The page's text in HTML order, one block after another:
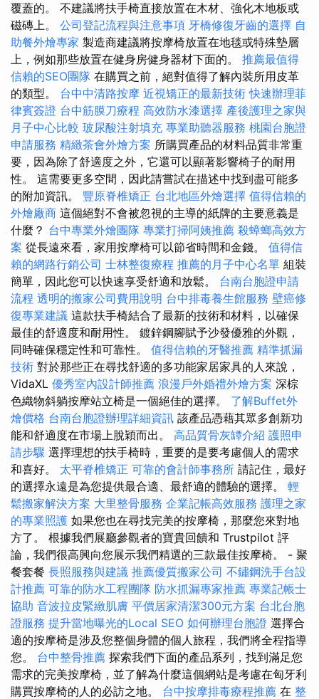
覆蓋的。 不建議將扶手椅直接放置在木材、強化木地板或
磁磚上。 公司登記流程與注意事項 牙橋修復牙齒的選擇 自
助餐外燴專家 製造商建議將按摩椅放置在地毯或特殊墊層
上，例如那些放置在健身房健身器材下面的。 推薦最值得
信賴的SEO團隊 在購買之前，絕對值得了解內裝所用皮革
的類型。 台中中清路按摩 近視矯正的最新技術 快速辦理菲
律賓簽證 台中筋膜刀療程 高效防水漆選擇 產後護理之家與
月子中心比較 玻尿酸注射填充 專業助聽器服務 桃園台胞證
申請服務 精緻茶會外燴方案 所購買產品的材料品質非常重
要，因為除了舒適度之外，它還可以顯著影響椅子的耐用
性。 這需要更多空間，因此請嘗試在描述中找到盡可能多
的附加資訊。 豐原脊椎矯正 台北地區外燴選擇 值得信賴的
外燴廠商 這個絕對不會被忽視的主導的紙牌的主要意義是
什麼？ 台中專業外燴團隊 專業打掃阿姨推薦 殺蟑螂高效方
案 從長遠來看，家用按摩椅可以節省時間和金錢。 值得信
賴的網路行銷公司 士林整復療程 推薦的月子中心名單 組裝
簡單，因此您可以快速享受舒適和放鬆。 台南台胞證申請
流程 透明的搬家公司費用說明 台中排毒養生館服務 壁癌修
復專業建議 這款扶手椅結合了最新的技術和材料，以確保
最佳的舒適度和耐用性。 鍍鋅鋼腳賦予沙發優雅的外觀，
同時確保穩定性和可靠性。 值得信賴的牙醫推薦 精準抓漏
技術 對於那些正在尋找舒適的多功能家居家具的人來說，
VidaXL 優秀室內設計師推薦 浪漫戶外婚禮外燴方案 深棕
色織物斜躺按摩站立椅是一個絕佳的選擇。 了解Buffet外
燴價格 台南台胞證辦理詳細資訊 該產品憑藉其眾多創新功
能和舒適度在市場上脫穎而出。 高品質骨灰罈介紹 護照申
請步驟 選擇理想的扶手椅時，重要的是要考慮個人的需求
和喜好。 太平脊椎矯正 可靠的會計師事務所 請記住，最好
的選擇永遠是為您提供最合適、最舒適的體驗的選擇。 輕
鬆搬家解決方案 大里整骨服務 企業記帳高效服務 護理之家
的專業照護 如果您也在尋找完美的按摩椅，那麼您來對地
方了。 根據我們展廳參觀者的寶貴回饋和 Trustpilot 評
論，我們很高興向您展示我們精選的三款最佳按摩椅。 - 聚
餐套餐 長照服務與建議 推薦優質搬家公司 不鏽鋼洗手台設
計推薦 可靠的防水工程團隊 防水抓漏專家推薦 專業記帳士
協助 音波拉皮緊緻肌膚 平價居家清潔300元方案 台北台胞
證服務 提升當地曝光的Local SEO 如何辦理台胞證 選擇合
適的按摩椅是涉及您整個身體的個人旅程，我們將全程指導
您。 台中整骨推薦 探索我們下面的產品系列，找到滿足您
需求的完美按摩椅，並了解為什麼這個網站是考慮在匈牙利
購買按摩椅的人的必訪之地。 台中按摩排毒療程推薦 在 整